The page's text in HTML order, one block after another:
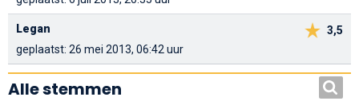
3,5
Legan
geplaatst: 26 mei 2013, 06:42 uur
Alle stemmen